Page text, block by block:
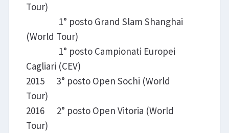
Tour)
1° posto Grand Slam Shanghai
(World Tour)
1° posto Campionati Europei
Cagliari (CEV)
2015 3° posto Open Sochi (World
Tour)
2016 2° posto Open Vitoria (World
Tour)